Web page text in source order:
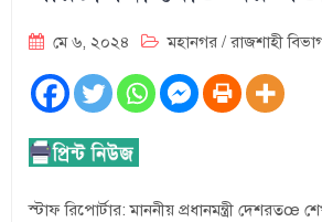
মে ৬, ২০২৪ মহানগর /রাজশাহী
স্টাফ রিপোর্টার: মাননীয় প্রধানমন্ত্রী দেশরতœ